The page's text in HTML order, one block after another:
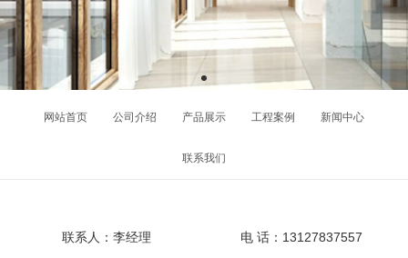
网站首页 公司介绍 产品展示 工程案例 新闻中心
联系我们
联系人：李经理 电 话：13127837557